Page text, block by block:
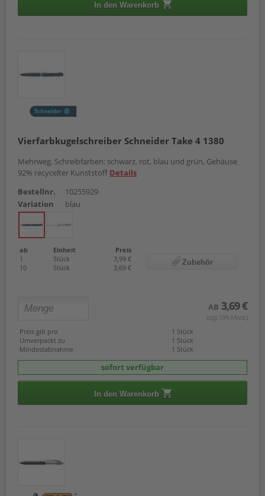
In den Warenkorb
Vierfarbkugelschreiber Schneider Take 4 1380
Mehrweg, Schreibfarben: schwarz, rot, blau und grün, Gehäuse
92% recycelter Kunststoff Details
Bestellnr.
10255929
Variation
blau
ab Einheit
Preis
1
Stück
3,99 €
10
Stück 3,69 €
Zubehör
AB 3,69 €
(zzgl. 19% Mwst.)
Preis gilt pro
1 Stück
Umverpackt zu
1 Stück
Mindestabnahme
1 Stück
sofort verfügbar
In den Warenkorb